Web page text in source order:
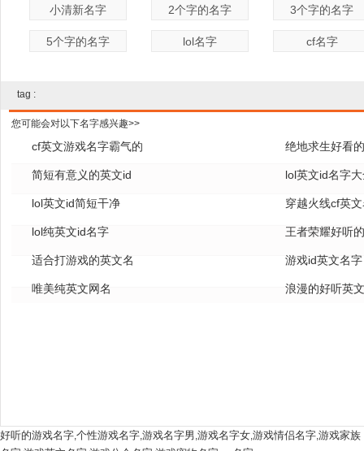
小清新名字 2个字的名字 3个字的名字
5个字的名字 lol名字 cf名字
tag :
您可能会对以下名字感兴趣>>
cf英文游戏名字霸气的 绝地求生好看
简短有意义的英文id lol英文id名字
lol英文id简短干净 穿越火线cf英
lol纯英文id名字 王者荣耀好听
适合打游戏的英文名 游戏id英文名字
唯美纯英文网名 浪漫的好听英
好听的游戏名字,个性游戏名字,游戏名字男 ,游戏名字女,游戏情侣名字,游戏家族